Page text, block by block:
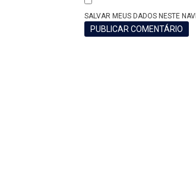
SALVAR MEUS DADOS NESTE